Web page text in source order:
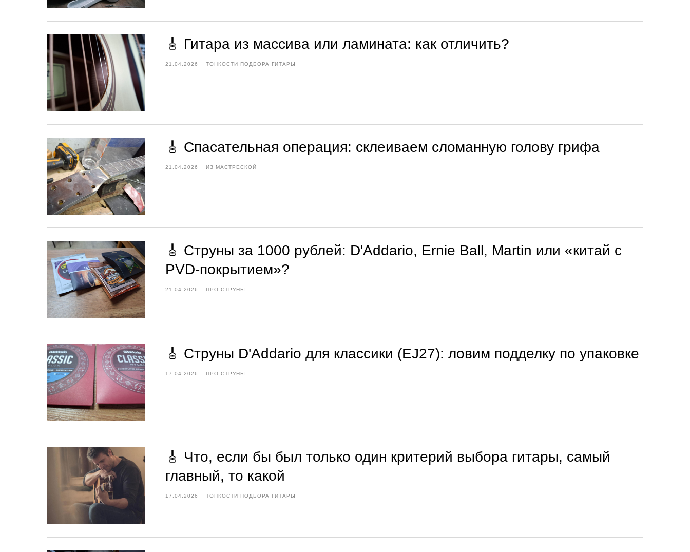
🎸 Гитара из массива или ламината: как отличить?
21.04.2026 ТОНКОСТИ ПОДБОРА ГИТАРЫ
🎸 Спасательная операция: склеиваем сломанную голову грифа
21.04.2026 ИЗ МАСТРЕСКОЙ
🎸 Струны за 1000 рублей: D'Addario, Ernie Ball, Martin или «китай с
PVD-покрытием»?
21.04.2026 ПРО СТРУНЫ
🎸 Струны D'Addario для классики (EJ27): ловим подделку по упаковке
17.04.2026 ПРО СТРУНЫ
🎸 Что, если бы был только один критерий выбора гитары, самый
главный, то какой
17.04.2026 ТОНКОСТИ ПОДБОРА ГИТАРЫ